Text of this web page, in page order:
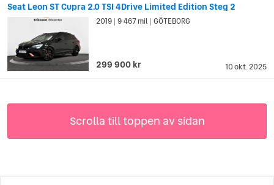
Seat Leon ST Cupra 2.0 TSI 4Drive Limited Edition Steg 2
10 okt. 2025
2019 9 467 mil GÖTEBORG
299 900 kr
Scrolla till toppen av sidan